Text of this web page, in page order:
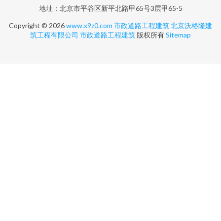
地址：北京市平谷区新平北路甲65号3层甲65-5
Copyright © 2026www.x9z0.com 市政道路工程建筑北京沃格隆建
筑工程有限公司 市政道路工程建筑 版权所有Sitemap